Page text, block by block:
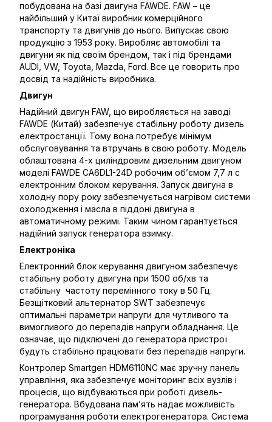
побудована на базі двигуна FAWDE. FAW – це
найбільший у Китаї виробник комерційного
транспорту та двигунів до нього. Випускає свою
продукцію з 1953 року. Виробляє автомобілі та
двигуни як під своїм брендом, так і під брендами
AUDI, VW, Toyota, Mazda, Ford. Все це говорить про
досвід та надійність виробника.
Двигун
Надійний двигун FAW, що виробляється на заводі
FAWDE (Китай) забезпечує стабільну роботу дизель
електростанції. Тому вона потребує мінімум
обслуговування та втручань в свою роботу. Модель
облаштована 4-х циліндровим дизельним двигуном
моделі FAWDE CA6DL1-24D робочим об’ємом 7,7 л с
електронним блоком керування. Запуск двигуна в
холодну пору року забезпечується нагрівом системи
охолодження і масла в піддоні двигуна в
автоматичному режимі. Таким чином гарантується
надійний запуск генератора взимку.
Електроніка
Електронний блок керування двигуном забезпечує
стабільну роботу двигуна при 1500 об/хв та
стабільну частоту перемінного току в 50 Гц.
Безщітковий альтернатор SWT забезпечує
оптимальні параметри напруги для чутливого та
вимогливого до перепадів напруги обладнання. Це
означає, що підключені до генератора пристрої
будуть стабільно працювати без перепадів напруги.
Контролер Smartgen HDM6110NC має зручну панель
управління, яка забезпечує моніторинг всіх вузлів і
процесів, що відбуваються при роботі дизель-
генератора. Вбудована пам’ять надає можливість
програмування роботи електрогенератора. Система